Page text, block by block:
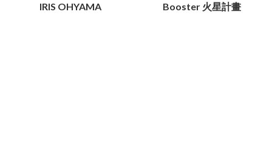
IRIS OHYAMA Booster 火星計畫